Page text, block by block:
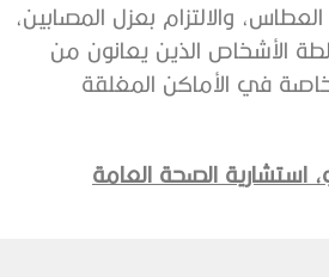
والالتزام بعزل المصابين،
الأشخاص الذين يعانون من
في الأماكن المغلقة
استشارية الصحة العامة